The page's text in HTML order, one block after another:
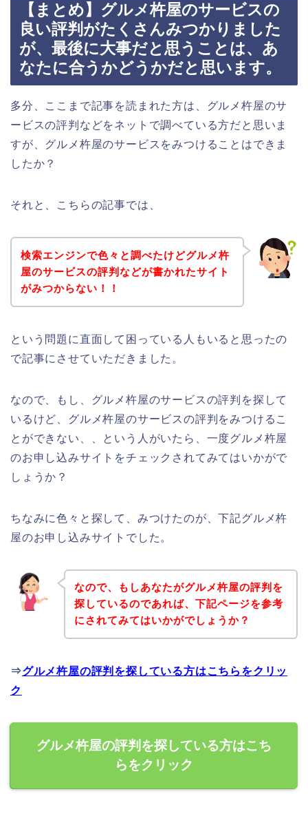
【まとめ】グルメ杵屋のサービスの
良い評判がたくさんみつかりました
が、最後に大事だと思うことは、あ
なたに合うかどうかだと思います。
多分、ここまで記事を読まれた方は、グルメ杵屋のサ
ービスの評判などをネットで調べている方だと思いま
すが、グルメ杵屋のサービスをみつけることはできま
したか？
それと、こちらの記事では、
検索エンジンで色々と調べたけどグルメ杵
屋のサービスの評判などが書かれたサイト
がみつからない！！
という問題に直面して困っている人もいると思ったの
で記事にさせていただきました。
なので、もし、グルメ杵屋のサービスの評判を探して
いるけど、グルメ杵屋のサービスの評判をみつけるこ
とができない、、という人がいたら、一度グルメ杵屋
のお申し込みサイトをチェックされてみてはいかがで
しょうか？
ちなみに色々と探して、みつけたのが、下記グルメ杵
屋のお申し込みサイトでした。
なので、もしあなたがグルメ杵屋の評判を
探しているのであれば、下記ページを参考
にされてみてはいかがでしょうか？
⇒グルメ杵屋の評判を探している方はこちらをクリッ
ク
グルメ杵屋の評判を探している方はこち
らをクリック